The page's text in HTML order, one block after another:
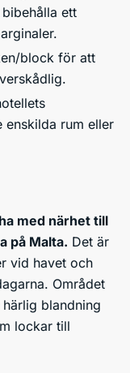
ett
block för att
enskilda rum eller
med närhet till
på Malta. Det är
vid havet och
Området
blandning
lockar till